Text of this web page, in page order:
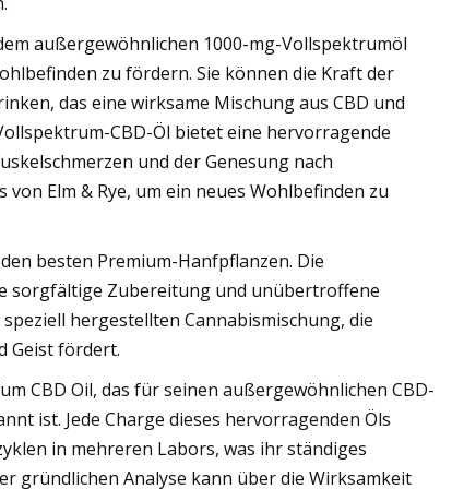
außergewöhnlichen 1000-mg-Vollspektrumöl
zu fördern. Sie können die Kraft der
das eine wirksame Mischung aus CBD und
CBD-Öl bietet eine hervorragende
und der Genesung nach
Elm & Rye, um ein neues Wohlbefinden zu
besten Premium-Hanfpflanzen. Die
sorgfältige Zubereitung und unübertroffene
hergestellten Cannabismischung, die
Geist fördert.
CBD Oil, das für seinen außergewöhnlichen CBD-
ist. Jede Charge dieses hervorragenden Öls
in mehreren Labors, was ihr ständiges
gründlichen Analyse kann über die Wirksamkeit